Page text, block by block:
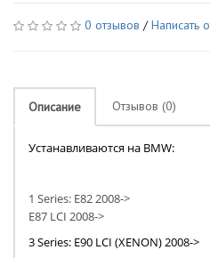
0 отзывов /Написать
Описание Отзывов (0)
Устанавливаются на BMW:
1 Series: E82 2008->
E87 LCI 2008->
3 Series: E90 LCI (XENON) 2008->